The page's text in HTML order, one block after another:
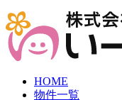
HOME
物件一覧